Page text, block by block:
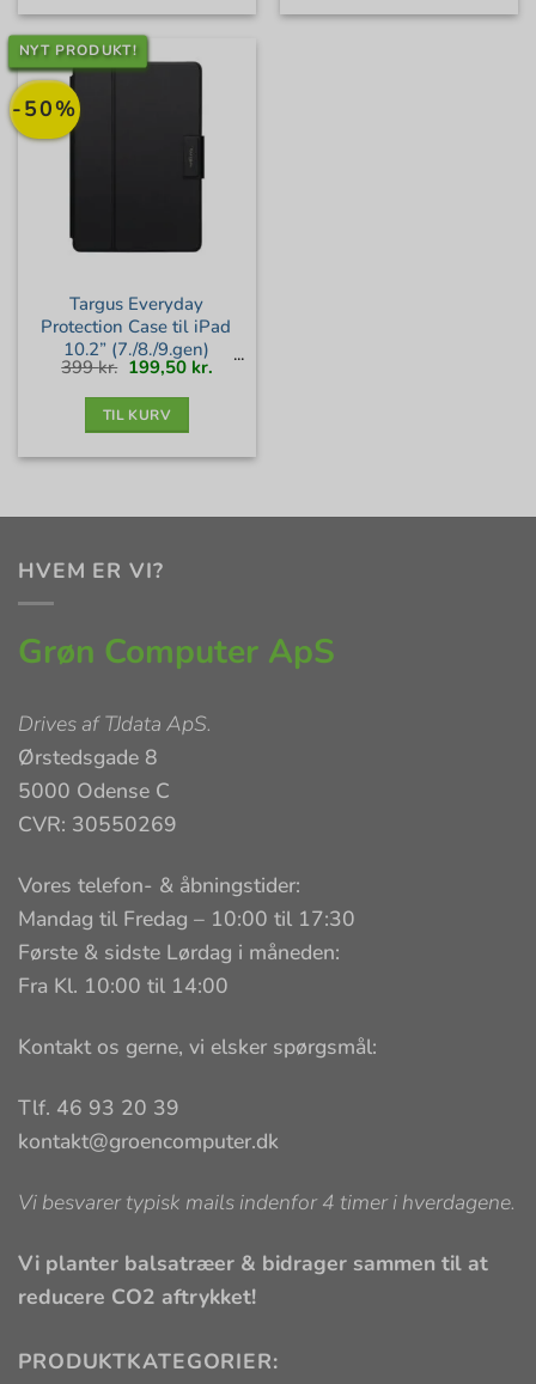
-50%
NYT PRODUKT!
Targus Everyday
Protection Case til iPad
10.2” (7./8./9.gen)
399kr. Den
oprindelige
pris
199,50 kr.Den
aktuelle
pris
TIL KURV
HVEM ER VI?
Grøn Computer ApS
Drives afTJdata ApS.
Ørstedsgade 8
5000 Odense C
CVR: 30550269
Vores telefon- & åbningstider:
Mandag til Fredag – 10:00 til 17:30
Første & sidste Lørdag i måneden:
Fra Kl. 10:00 til 14:00
Kontakt os gerne, vi elsker spørgsmål:
Tlf. 46 93 20 39
kontakt@groencomputer.dk
Vi besvarer typisk mails indenfor 4 timer i hverdagene.
Vi planter balsatræer & bidrager sammen til at
reducere CO2 aftrykket!
PRODUKTKATEGORIER: